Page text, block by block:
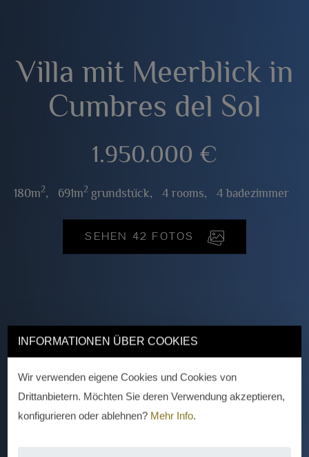
INFORMATIONEN ÜBER COOKIES
Wir verwenden eigene Cookies und Cookies von
Drittanbietern. Möchten Sie deren Verwendung akzeptieren,
konfigurieren oder ablehnen? Mehr Info.
Villa mit Meerblick in
Cumbres del Sol
1.950.000 €
180m2, 691m2grundstück, 4 rooms, 4 badezimmer
SEHEN 42 FOTOS